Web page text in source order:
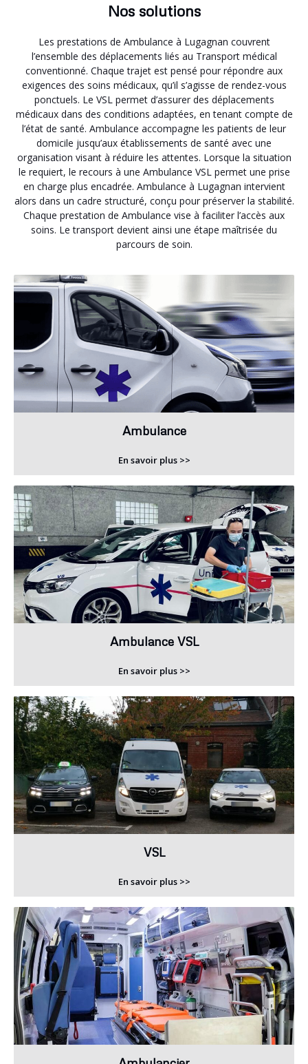
Nos solutions
Les prestations de Ambulance à Lugagnan couvrent
l’ensemble des déplacements liés au Transport médical
conventionné. Chaque trajet est pensé pour répondre aux
exigences des soins médicaux, qu’il s’agisse de rendez-vous
ponctuels. Le VSL permet d’assurer des déplacements
médicaux dans des conditions adaptées, en tenant compte de
l’état de santé. Ambulance accompagne les patients de leur
domicile jusqu’aux établissements de santé avec une
organisation visant à réduire les attentes. Lorsque la situation
le requiert, le recours à une Ambulance VSL permet une prise
en charge plus encadrée. Ambulance à Lugagnan intervient
alors dans un cadre structuré, conçu pour préserver la stabilité.
Chaque prestation de Ambulance vise à faciliter l’accès aux
soins. Le transport devient ainsi une étape maîtrisée du
parcours de soin.
Ambulance
En savoir plus >>
Ambulance VSL
En savoir plus >>
VSL
En savoir plus >>